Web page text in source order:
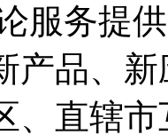
服务提
产品、
、直辖